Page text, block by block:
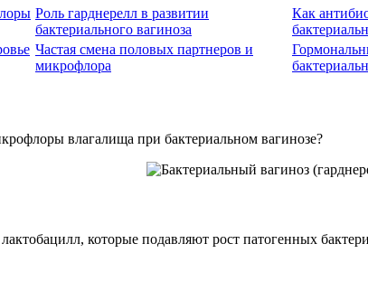
Роль гарднерелл в развитии
бактериального вагиноза
Как
Частая смена половых партнеров и
микрофлора
влагалища при бактериальном вагинозе?
которые подавляют рост патогенных